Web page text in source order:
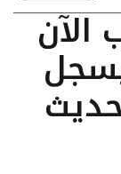
الآن
عيار 24 يسجل